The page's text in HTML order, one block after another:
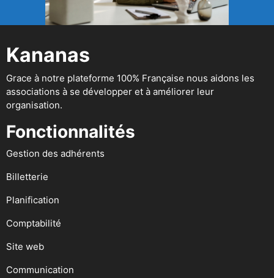
Kananas
Grace à notre plateforme 100% Française nous aidons les
associations à se développer et à améliorer leur
organisation.
Fonctionnalités
Gestion des adhérents
Billetterie
Planification
Comptabilité
Site web
Communication